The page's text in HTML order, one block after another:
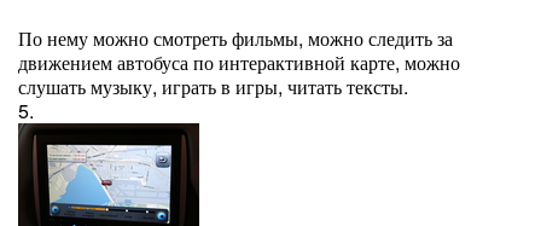
По нему можно смотреть фильмы, можно следить за
движением автобуса по интерактивной карте, можно
слушать музыку, играть в игры, читать тексты.
5.